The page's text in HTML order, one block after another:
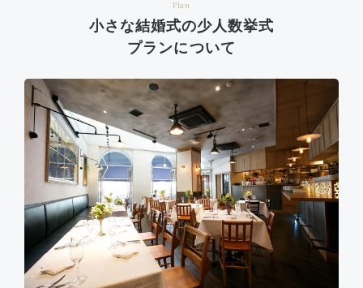
Plan
小さな結婚式の少人数挙式
プランについて